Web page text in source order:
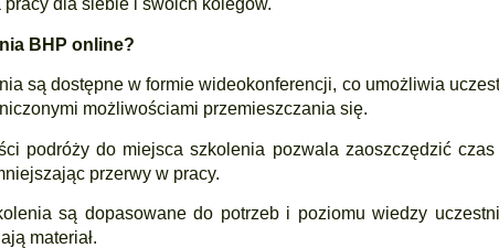
dla siebie i swoich kolegów.
BHP online?
są dostępne w formie wideokonferencji, co umożliwia
możliwościami przemieszczania się.
podróży do miejsca szkolenia pozwala zaoszczędzić
przerwy w pracy.
są dopasowane do potrzeb i poziomu wiedzy
materiał.